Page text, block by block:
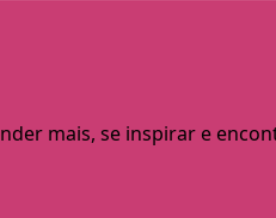
mais, se inspirar e